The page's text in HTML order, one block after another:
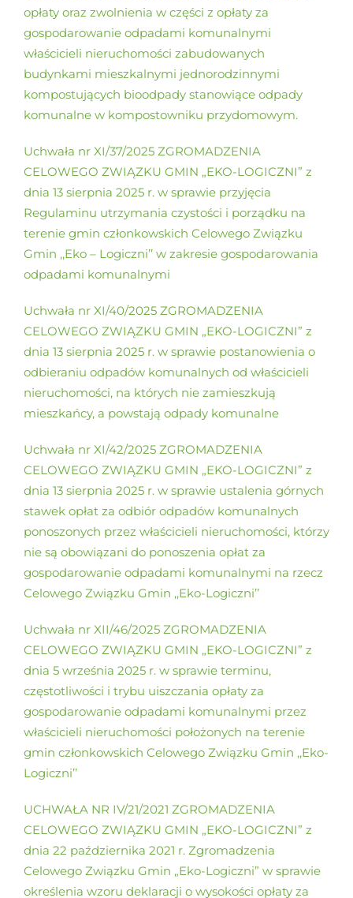
opłaty oraz zwolnienia w części z opłaty za
gospodarowanie odpadami komunalnymi
właścicieli nieruchomości zabudowanych
budynkami mieszkalnymi jednorodzinnymi
kompostujących bioodpady stanowiące odpady
komunalne w kompostowniku przydomowym.
Uchwała nr XI/37/2025 ZGROMADZENIA
CELOWEGO ZWIĄZKU GMIN „EKO-LOGICZNI” z
dnia 13 sierpnia 2025 r. w sprawie przyjęcia
Regulaminu utrzymania czystości i porządku na
terenie gmin członkowskich Celowego Związku
Gmin ,,Eko – Logiczni’’ w zakresie gospodarowania
odpadami komunalnymi
Uchwała nr XI/40/2025 ZGROMADZENIA
CELOWEGO ZWIĄZKU GMIN „EKO-LOGICZNI” z
dnia 13 sierpnia 2025 r. w sprawie postanowienia o
odbieraniu odpadów komunalnych od właścicieli
nieruchomości, na których nie zamieszkują
mieszkańcy, a powstają odpady komunalne
Uchwała nr XI/42/2025 ZGROMADZENIA
CELOWEGO ZWIĄZKU GMIN „EKO-LOGICZNI” z
dnia 13 sierpnia 2025 r. w sprawie ustalenia górnych
stawek opłat za odbiór odpadów komunalnych
ponoszonych przez właścicieli nieruchomości, którzy
nie są obowiązani do ponoszenia opłat za
gospodarowanie odpadami komunalnymi na rzecz
Celowego Związku Gmin ,,Eko-Logiczni’’
Uchwała nr XII/46/2025 ZGROMADZENIA
CELOWEGO ZWIĄZKU GMIN „EKO-LOGICZNI” z
dnia 5 września 2025 r. w sprawie terminu,
częstotliwości i trybu uiszczania opłaty za
gospodarowanie odpadami komunalnymi przez
właścicieli nieruchomości położonych na terenie
gmin członkowskich Celowego Związku Gmin ,,Eko-
Logiczni’’
UCHWAŁA NR IV/21/2021 ZGROMADZENIA
CELOWEGO ZWIĄZKU GMIN „EKO-LOGICZNI” z
dnia 22 października 2021 r. Zgromadzenia
Celowego Związku Gmin „Eko-Logiczni” w sprawie
określenia wzoru deklaracji o wysokości opłaty za